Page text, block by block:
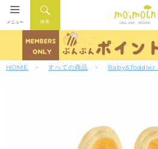
ONLINE STORE
検索
メニュー
HOME すべての商品 Baby&Toddler